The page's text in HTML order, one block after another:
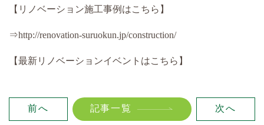
【リノベーション施工事例はこちら】
⇒http://renovation-suruokun.jp/construction/
【最新リノベーションイベントはこちら】
前へ 記事一覧 次へ